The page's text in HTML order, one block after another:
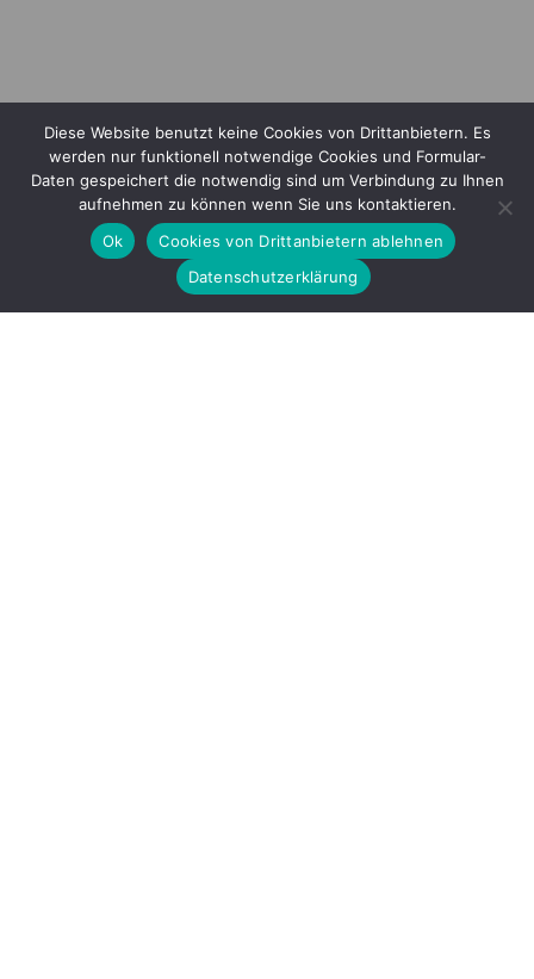
Diese Website benutzt keine Cookies von Drittanbietern. Es
werden nur funktionell notwendige Cookies und Formular-
Daten gespeichert die notwendig sind um Verbindung zu Ihnen
aufnehmen zu können wenn Sie uns kontaktieren.
Ok
Cookies von Drittanbietern ablehnen
Datenschutzerklärung